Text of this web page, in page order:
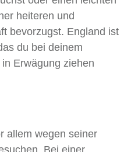
heiteren und
bevorzugst. England ist
du bei deinem
Erwägung ziehen
allem wegen seiner